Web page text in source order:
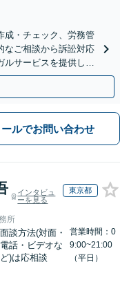
成・チェック、労務管
なご相談から訴訟対応
ルサービスを提供しま
ールでお問い合わせ
インタビュ
ーを見る
東京都
所
面談方法(対面・
電話・ビデオな
ど)は応相談
営業時間：0
9:00~21:00
（平日）